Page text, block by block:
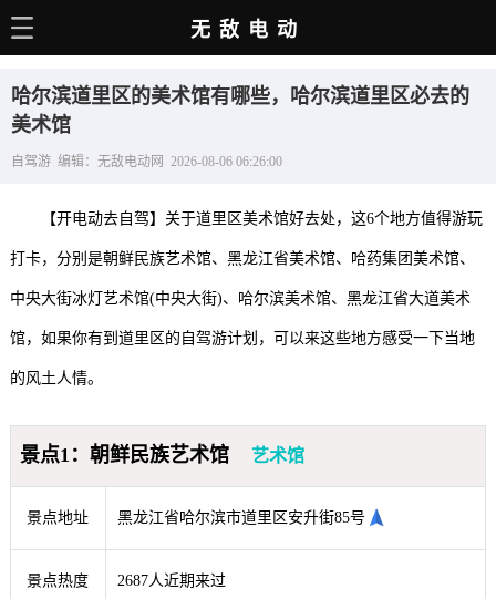
电动百科
电车资讯
电车手册
选车推荐
充电站
用车百科
经销商
无敌电动
哈尔滨道里区的美术馆有哪些，哈尔滨道里区必去的
美术馆
自驾游 编辑：无敌电动网 2026-08-06 06:26:00
【开电动去自驾】关于道里区美术馆好去处，这6个地方值得游玩
打卡，分别是朝鲜民族艺术馆、黑龙江省美术馆、哈药集团美术馆、
中央大街冰灯艺术馆(中央大街)、哈尔滨美术馆、黑龙江省大道美术
馆，如果你有到道里区的自驾游计划，可以来这些地方感受一下当地
的风土人情。
景点1：朝鲜民族艺术馆 艺术馆
景点地址 黑龙江省哈尔滨市道里区安升街85号
景点热度 2687人近期来过